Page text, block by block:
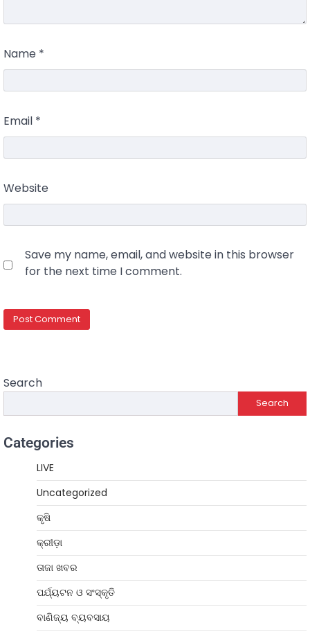
Name *
Email *
Website
Save my name, email, and website in this browser
for the next time I comment.
Search
Search
Categories
LIVE
Uncategorized
କୃଷି
କ୍ରୀଡ଼ା
ତାଜା ଖବର
ପର୍ଯ୍ୟଟନ ଓ ସଂସ୍କୃତି
ବାଣିଜ୍ୟ ବ୍ୟବସାୟ